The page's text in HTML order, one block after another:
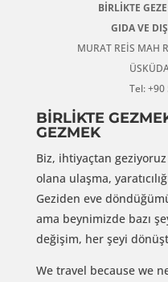
BİRLİKTE
GIDA VE
MURAT REİS MAH
Tel: +90
BİRLİKTE
GEZMEK
Biz, ihtiyaçtan
olana ulaşma,
Geziden eve
ama beynimizde bazı
değişim, her şeyi
We travel because we